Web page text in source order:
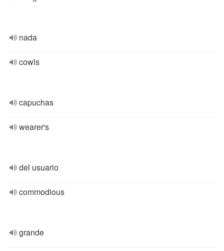
nada
cowls
capuchas
wearer's
del usuario
commodious
grande